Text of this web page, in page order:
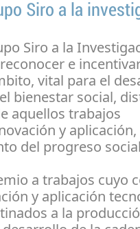
Siro a la
Siro a la
e
vital para el
bienestar social,
aquellos trabajos
y
del progreso
a trabajos cuyo
y aplicación
a la